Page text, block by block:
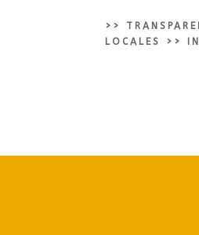
>>
LOCALES
>>